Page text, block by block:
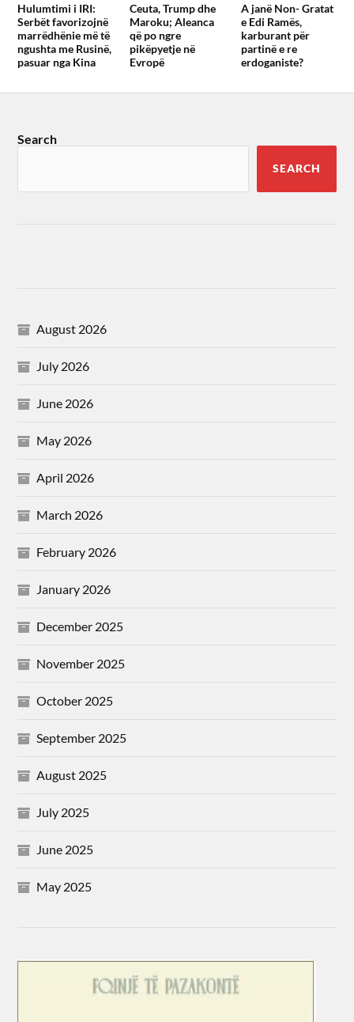
Hulumtimi i IRI:
Serbët favorizojnë
marrëdhënie më të
ngushta me Rusinë,
pasuar nga Kina
Ceuta, Trump dhe
Maroku; Aleanca
që po ngre
pikëpyetje në
Evropë
A janë Non- Gratat
e Edi Ramës,
karburant për
partinë e re
erdoganiste?
Search
SEARCH
August 2026
July 2026
June 2026
May 2026
April 2026
March 2026
February 2026
January 2026
December 2025
November 2025
October 2025
September 2025
August 2025
July 2025
June 2025
May 2025